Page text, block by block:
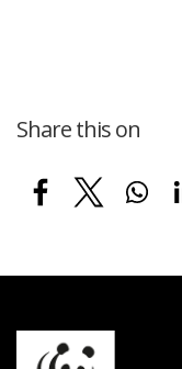
Share this on